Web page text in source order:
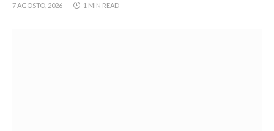
7 AGOSTO, 2026 1 MIN READ